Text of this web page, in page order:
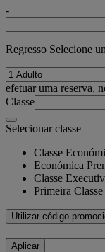
-
Regresso Selecione
efetuar uma reserva,
Classe
Selecionar classe
Classe
Económica
Classe
Primeira Classe
Utilizar código
Aplicar